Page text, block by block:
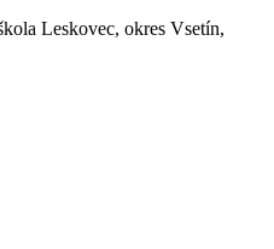
Leskovec, okres Vsetín,